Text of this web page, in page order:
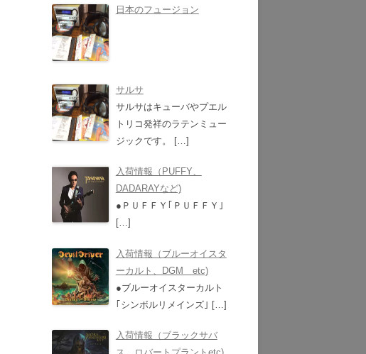
日本のフュージョン
サルサ
サルサはキューバやプエル
トリコ発祥のラテンミュー
ジックです。
[…]
入荷情報（PUFFY、
DADARAYなど)
●ＰＵＦＦＹ｢ＰＵＦＦＹ｣
[…]
入荷情報（ブルーオイスタ
ーカルト、DGM etc)
●ブルーオイスターカルト
｢シンボルリメインズ｣ […]
入荷情報（ブラックサバ